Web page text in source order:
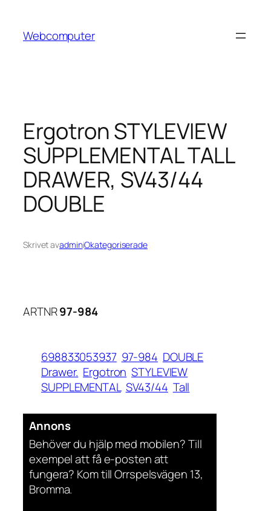
innehåll
Webcomputer
Ergotron STYLEVIEW
SUPPLEMENTAL TALL
DRAWER, SV43/44
DOUBLE
Skrivet avadminiOkategoriserade
ARTNR97-984
698833053937 97-984 DOUBLE
Drawer. Ergotron STYLEVIEW
SUPPLEMENTAL SV43/44 Tall
Annons
Behöver du hjälp med mobilen? Till
exempel att få e-posten att
fungera? Kom till Orrspelsvägen 13,
Bromma.